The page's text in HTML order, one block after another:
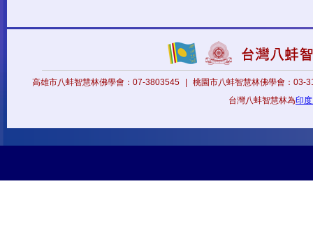
高雄市八蚌智慧林佛學會：07-3803545
桃園市八蚌智慧林佛學會：03-
台灣八蚌智慧林為印